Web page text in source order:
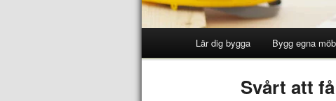
Lär dig bygga Bygg egna
Svårt att